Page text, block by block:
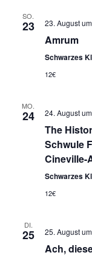
SO.
23 23. August
Amrum
Schwarzes
12€
MO.
24 24. August
The
Schwule
Cineville-
Schwarzes
12€
DI.
25 25. August
Ach,